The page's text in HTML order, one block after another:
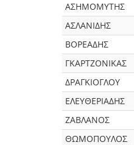
ΑΣΗΜΟΜΥΤΗΣ
ΑΣΛΑΝΙΔΗΣ
ΒΟΡΕΑΔΗΣ
ΓΚΑΡΤΖΟΝΙΚΑΣ
ΔΡΑΓΚΙΟΓΛΟΥ
ΕΛΕΥΘΕΡΙΑΔΗΣ
ΖΑΒΛΑΝΟΣ
ΘΩΜΟΠΟΥΛΟΣ